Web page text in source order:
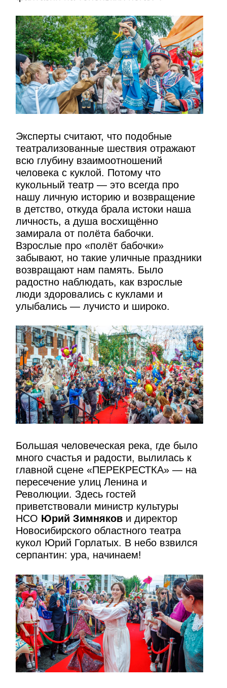
Эксперты считают, что подобные
театрализованные шествия отражают
всю глубину взаимоотношений
человека с куклой. Потому что
кукольный театр — это всегда про
нашу личную историю и возвращение
в детство, откуда брала истоки наша
личность, а душа восхищённо
замирала от полёта бабочки.
Взрослые про «полёт бабочки»
забывают, но такие уличные праздники
возвращают нам память. Было
радостно наблюдать, как взрослые
люди здоровались с куклами и
улыбались — лучисто и широко.
Большая человеческая река, где было
много счастья и радости, вылилась к
главной сцене «ПЕРЕКРЕСТКА» — на
пересечение улиц Ленина и
Революции. Здесь гостей
приветствовали министр культуры
НСО Юрий Зимняков и директор
Новосибирского областного театра
кукол Юрий Горлатых. В небо взвился
серпантин: ура, начинаем!